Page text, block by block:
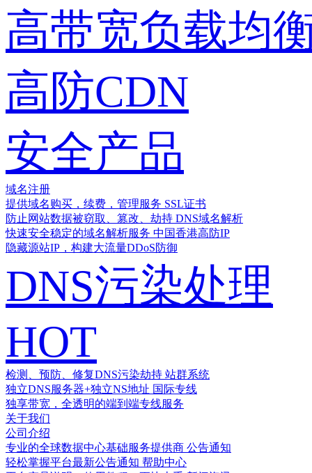
高带宽负载均
高防CDN
安全产品
域名注册
提供域名购买，续费，管理服务 SSL证书
防止网站数据被窃取、篡改、劫持 DNS域名解析
快速安全稳定的域名解析服务 中国香港高防IP
隐藏源站IP，构建大流量DDoS防御
DNS污染处理
HOT
检测、预防、修复DNS污染劫持 站群系统
独立DNS服务器+独立NS地址 国际专线
独享带宽，全透明的端到端专线服务
关于我们
公司介绍
专业的全球数据中心基础服务提供商 公告通知
轻松掌握平台最新公告通知 帮助中心